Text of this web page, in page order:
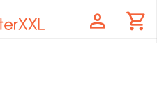
profile shopping_cart